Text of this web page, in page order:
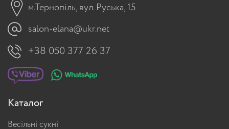
м.Тернопіль, вул. Руська, 15
salon-elana@ukr.net
+38 050 377 26 37
Каталог
Весільні сукні